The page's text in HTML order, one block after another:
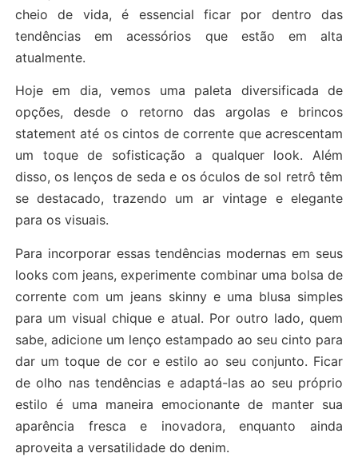
cheio de vida, é essencial ficar por dentro das
tendências em acessórios que estão em alta
atualmente.
Hoje em dia, vemos uma paleta diversificada de
opções, desde o retorno das argolas e brincos
statement até os cintos de corrente que acrescentam
um toque de sofisticação a qualquer look. Além
disso, os lenços de seda e os óculos de sol retrô têm
se destacado, trazendo um ar vintage e elegante
para os visuais.
Para incorporar essas tendências modernas em seus
looks com jeans, experimente combinar uma bolsa de
corrente com um jeans skinny e uma blusa simples
para um visual chique e atual. Por outro lado, quem
sabe, adicione um lenço estampado ao seu cinto para
dar um toque de cor e estilo ao seu conjunto. Ficar
de olho nas tendências e adaptá-las ao seu próprio
estilo é uma maneira emocionante de manter sua
aparência fresca e inovadora, enquanto ainda
aproveita a versatilidade do denim.